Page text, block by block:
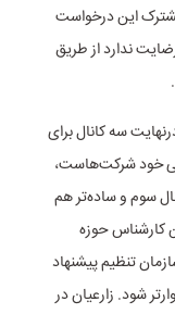
این درخواست
ندارد از طریق
سه کانال برای
خود شرکت‌هاست،
سوم و ساده‌تر هم
کارشناس حوزه
تنظیم پیشنهاد
شود. زارعیان در